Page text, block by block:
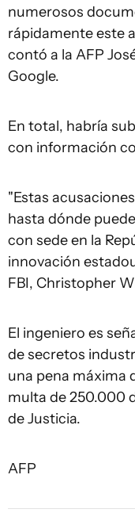
numerosos
rápidamente este
contó a la AFP
Google.
En total, habría
con información
"Estas
hasta dónde
con sede en la
innovación
FBI, Christopher
El ingeniero es
de secretos
una pena máxima
multa de 250.000
de Justicia.
AFP